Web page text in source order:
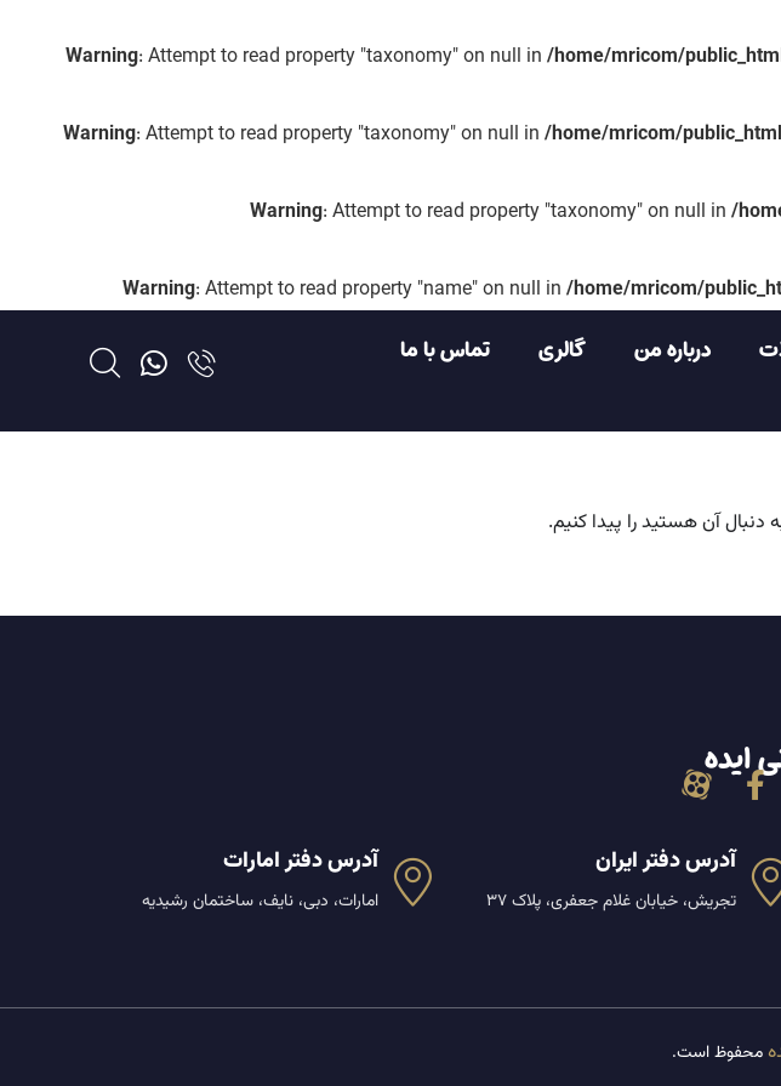
Warning: Attempt to read property "taxonomy" on null in /home/mricom/
Warning: Attempt to read property "taxonomy" on null in /home/mricom/
Warning: Attempt to read property "taxonomy" on null in /
Warning: Attempt to read property "name" on null in /home/mricom/
درباره من گالری تماس با ما
آن هستید را پیدا کنیم.
ایده
آدرس دفتر ایران
تجریش، خیابان غلام جعفری، پلاک 37
آدرس دفتر امارات
امارات، دبی، نایف، ساختمان رشیدیه
محفوظ است.